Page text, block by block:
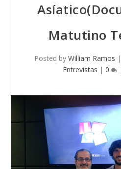
Matutino
Posted by William Ramos |
Entrevistas | 0 |